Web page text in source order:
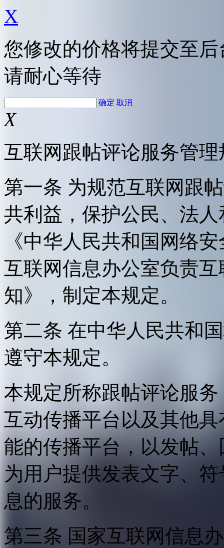
X
您修改的价格将提交至
请耐心等待
确定 取消
X
互联网跟帖评论服务管理
第一条 为规范互联网跟
共利益，保护公民、法
《中华人民共和国网络
互联网信息办公室负责
知》，制定本规定。
第二条 在中华人民共和
遵守本规定。
本规定所称跟帖评论服
互动传播平台以及其他
能的传播平台，以发帖
为用户提供发表文字、
息的服务。
第三条 国家互联网信息